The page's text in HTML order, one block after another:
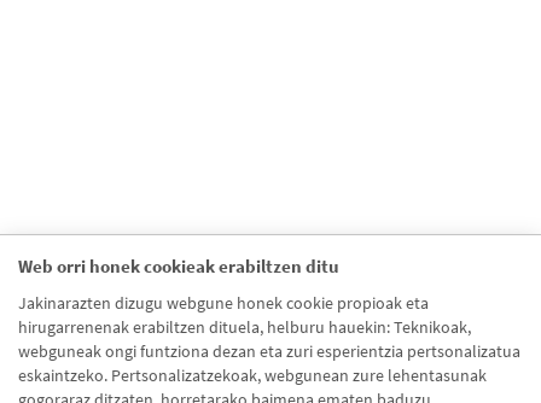
Web orri honek cookieak erabiltzen ditu
Jakinarazten dizugu webgune honek cookie propioak eta
hirugarrenenak erabiltzen dituela, helburu hauekin: Teknikoak,
webguneak ongi funtziona dezan eta zuri esperientzia pertsonalizatua
eskaintzeko. Pertsonalizatzekoak, webgunean zure lehentasunak